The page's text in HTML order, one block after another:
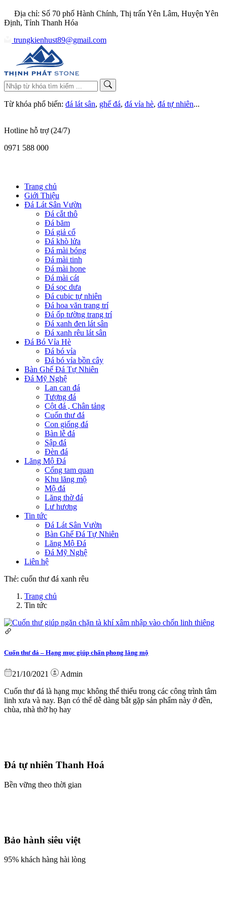
Địa chỉ: Số 70 phố Hành Chính, Thị trấn Yên Lâm, Huyện Yên
Định, Tỉnh Thanh Hóa
trungkienhust89@gmail.com
Từ khóa phổ biến: đá lát sân, ghế đá, đá vỉa hè, đá tự nhiên...
Hotline hỗ trợ (24/7)
0971 588 000
Trang chủ
Giới Thiệu
Đá Lát Sân Vườn
Đá cắt thô
Đá băm
Đá giả cổ
Đá khò lửa
Đá mài bóng
Đá mài tinh
Đá mài hone
Đá mài cát
Đá sọc dưa
Đá cubic tự nhiên
Đá hoa văn trang trí
Đá ốp tường trang trí
Đá xanh đen lát sân
Đá xanh rêu lát sân
Đá Bó Vỉa Hè
Đá bó vỉa
Đá bó vỉa bồn cây
Bàn Ghế Đá Tự Nhiên
Đá Mỹ Nghệ
Lan can đá
Tượng đá
Cột đá , Chân tảng
Cuốn thư đá
Con giống đá
Bàn lễ đá
Sập đá
Đèn đá
Lăng Mộ Đá
Cổng tam quan
Khu lăng mộ
Mộ đá
Lăng thờ đá
Lư hương
Tin tức
Đá Lát Sân Vườn
Bàn Ghế Đá Tự Nhiên
Lăng Mộ Đá
Đá Mỹ Nghệ
Liên hệ
Thẻ: cuốn thư đá xanh rêu
Trang chủ
Tin tức
Cuốn thư đá – Hạng mục giúp chấn phong lăng mộ
21/10/2021
Admin
Cuốn thư đá là hạng mục không thể thiếu trong các công trình tâm
linh xưa và nay. Bạn có thể dễ dàng bắt gặp sản phẩm này ở đền,
chùa, nhà thờ họ hay
Đá tự nhiên Thanh Hoá
Bền vững theo thời gian
Bảo hành siêu việt
95% khách hàng hài lòng